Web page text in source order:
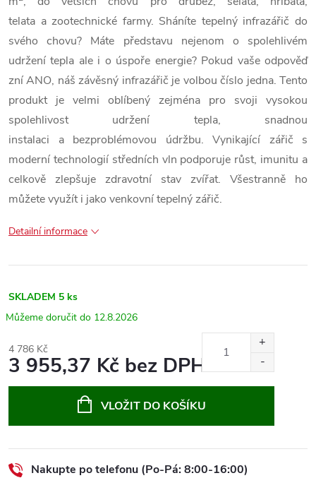
telata a zootechnické farmy. Sháníte tepelný infrazářič do
svého chovu? Máte představu nejenom o spolehlivém
udržení tepla ale i o úspoře energie? Pokud vaše odpověď
zní ANO, náš závěsný infrazářič je volbou číslo jedna. Tento
produkt je velmi oblíbený zejména pro svoji vysokou
spolehlivost udržení tepla, snadnou
instalaci a bezproblémovou údržbu. Vynikající zářič s
moderní technologií středních vln podporuje růst, imunitu a
celkově zlepšuje zdravotní stav zvířat. Všestranně ho
můžete využít i jako venkovní tepelný zářič.
Detailní informace
SKLADEM 5 ks
12.8.2026
4 786 Kč
3 955,37 Kč bez DPH
VLOŽIT DO KOŠÍKU
Nakupte po telefonu (Po-Pá: 8:00-16:00)